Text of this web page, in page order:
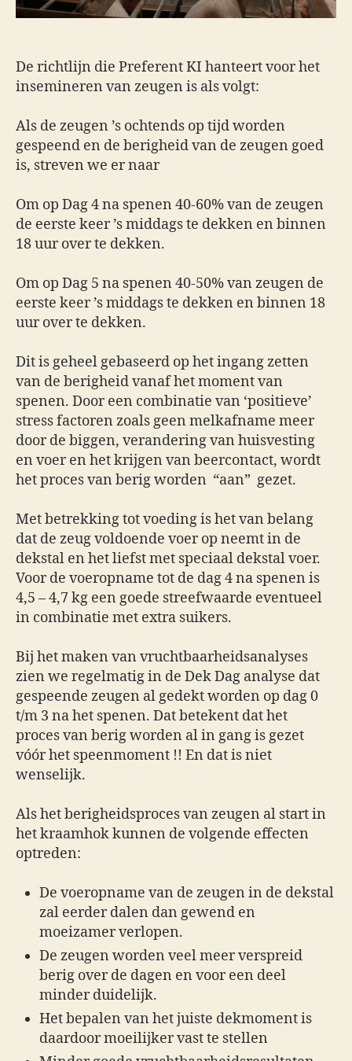
De richtlijn die Preferent KI hanteert voor het
insemineren van zeugen is als volgt:
Als de zeugen ’s ochtends op tijd worden
gespeend en de berigheid van de zeugen goed
is, streven we er naar
Om op Dag 4na spenen 40-60% van de zeugen
de eerste keer ’s middags te dekken en binnen
18 uur over te dekken.
Om op Dag 5 na spenen 40-50% van zeugen de
eerste keer ’s middags te dekken en binnen 18
uur over te dekken.
Dit is geheel gebaseerd op het ingang zetten
van de berigheid vanaf het moment van
spenen. Door een combinatie van ‘positieve’
stress factoren zoals geen melkafname meer
door de biggen, verandering van huisvesting
en voer en het krijgen van beercontact, wordt
het proces van berig worden “aan” gezet.
Met betrekking tot voeding is het van belang
dat de zeug voldoende voer op neemt in de
dekstal en het liefst met speciaal dekstal voer.
Voor de voeropname tot de dag 4 na spenen is
4,5 – 4,7 kg een goede streefwaarde eventueel
in combinatie met extra suikers.
Bij het maken van vruchtbaarheidsanalyses
zien we regelmatig in de Dek Dag analyse dat
gespeende zeugen al gedekt worden op dag 0
t/m 3 na het spenen. Dat betekent dat het
proces van berig worden al in gang is gezet
vóór het speenmoment !! En dat is niet
wenselijk.
Als het berigheidsproces van zeugen al start in
het kraamhok kunnen de volgende effecten
optreden:
De voeropname van de zeugen in de dekstal
zal eerder dalen dan gewend en
moeizamer verlopen.
De zeugen worden veel meer verspreid
berig over de dagen en voor een deel
minder duidelijk.
Het bepalen van het juiste dekmoment is
daardoor moeilijker vast te stellen